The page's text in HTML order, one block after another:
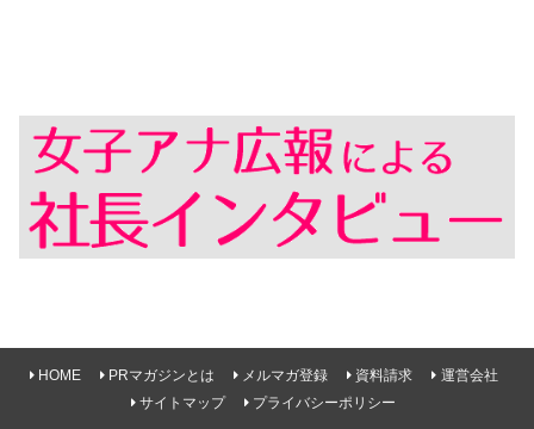
HOME PRマガジンとは メルマガ登録 資料請求
運営会社
サイトマップ
プライバシーポリシー